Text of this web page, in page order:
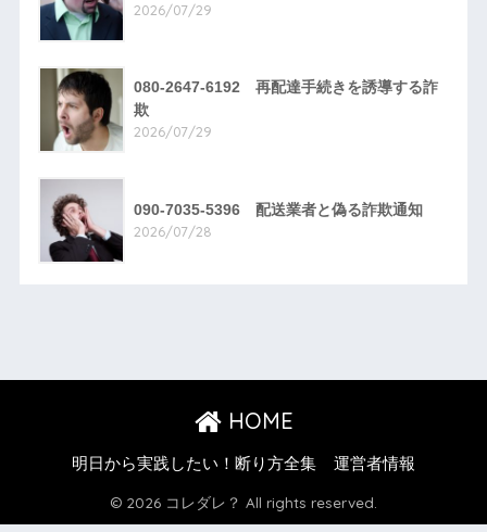
2026/07/29
080-2647-6192 再配達手続きを誘導する詐
欺
2026/07/29
090-7035-5396 配送業者と偽る詐欺通知
2026/07/28
HOME
明日から実践したい！断り方全集 運営者情報
© 2026 コレダレ？ All rights reserved.